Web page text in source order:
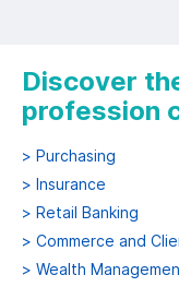
Discover
profession
> Purchasing
> Insurance
> Retail Banking
> Commerce and
> Wealth